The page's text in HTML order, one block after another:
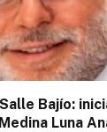
Bajío:
Luna